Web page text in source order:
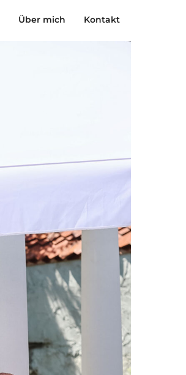
Über mich Kontakt